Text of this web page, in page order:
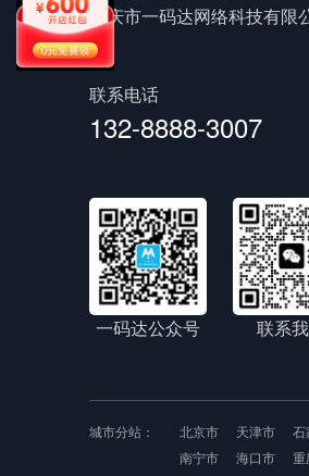
重庆市一码达网络科技有限
联系电话
132-8888-3007
一码达公众号 联系
城市分站： 北京市 天津市
南宁市
海口市 重